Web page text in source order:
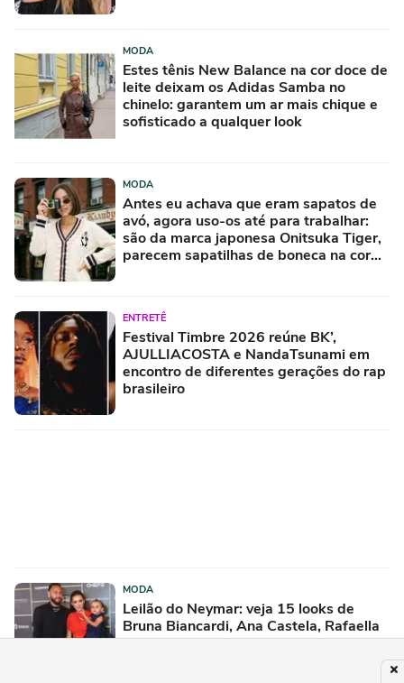
MODA
Estes tênis New Balance na cor doce de
leite deixam os Adidas Samba no
chinelo: garantem um ar mais chique e
sofisticado a qualquer look
MODA
Antes eu achava que eram sapatos de
avó, agora uso-os até para trabalhar:
são da marca japonesa Onitsuka Tiger,
parecem sapatilhas de boneca na cor
ENTRETÊ
Festival Timbre 2026 reúne BK’,
AJULLIACOSTA e NandaTsunami em
encontro de diferentes gerações do rap
brasileiro
MODA
Leilão do Neymar: veja 15 looks de
Bruna Biancardi, Ana Castela, Rafaella
Santos e Claudia Leitte